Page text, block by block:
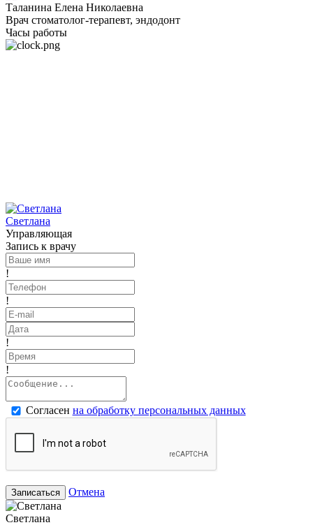
Таланина Елена Николаевна
Врач стоматолог-терапевт, эндодонт
Часы работы
Светлана
Управляющая
Запись к врачу
!
!
!
!
Согласен на обработку персональных данных
Записаться Отмена
Светлана